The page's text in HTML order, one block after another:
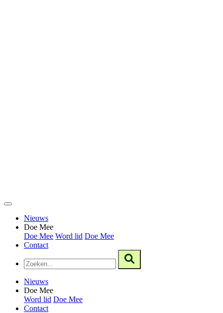
Nieuws
Doe Mee
Doe Mee Word lid Doe Mee
Contact
Nieuws
Doe Mee
Word lid Doe Mee
Contact